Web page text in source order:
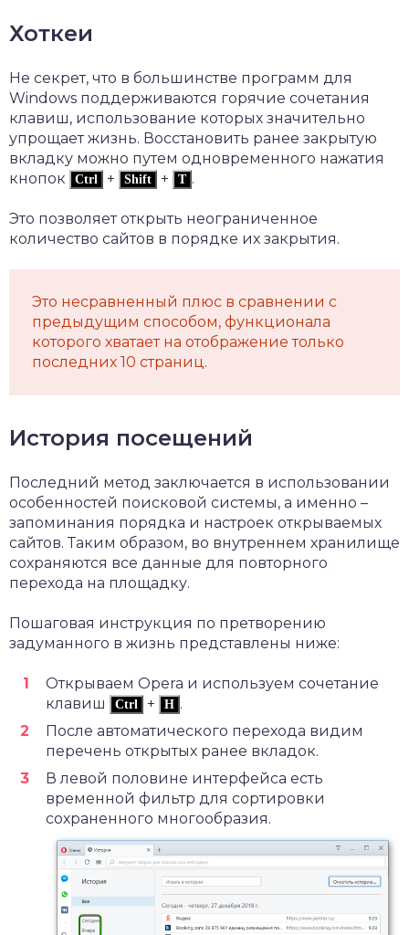
Хоткеи
Не секрет, что в большинстве программ для
Windows поддерживаются горячие сочетания
клавиш, использование которых значительно
упрощает жизнь. Восстановить ранее закрытую
вкладку можно путем одновременного нажатия
кнопок
Ctrl + Shift + T .
Это позволяет открыть неограниченное
количество сайтов в порядке их закрытия.
Это несравненный плюс в сравнении с
предыдущим способом, функционала
которого хватает на отображение только
последних 10 страниц.
История посещений
Последний метод заключается в использовании
особенностей поисковой системы, а именно –
запоминания порядка и настроек открываемых
сайтов. Таким образом, во внутреннем хранилище
сохраняются все данные для повторного
перехода на площадку.
Пошаговая инструкция по претворению
задуманного в жизнь представлены ниже:
Открываем Opera и используем сочетание
клавиш
Ctrl + H .
После автоматического перехода видим
перечень открытых ранее вкладок.
В левой половине интерфейса есть
временной фильтр для сортировки
сохраненного многообразия.